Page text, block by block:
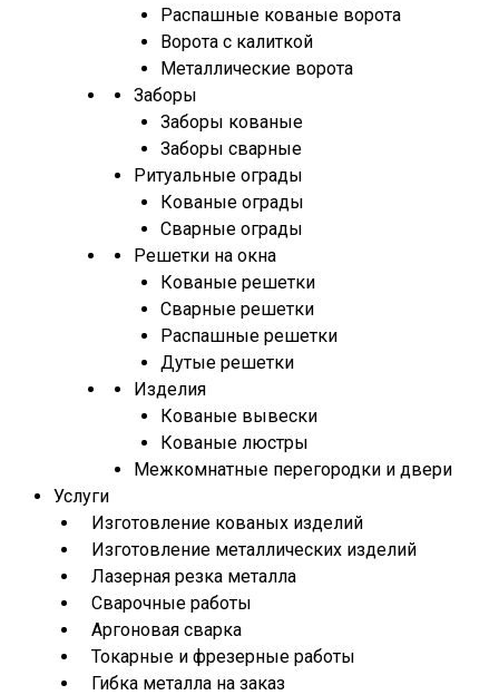
Распашные кованые ворота
Ворота с калиткой
Металлические ворота
Заборы
Заборы кованые
Заборы сварные
Ритуальные ограды
Кованые ограды
Сварные ограды
Решетки на окна
Кованые решетки
Сварные решетки
Распашные решетки
Дутые решетки
Изделия
Кованые вывески
Кованые люстры
Межкомнатные перегородки и двери
Услуги
Изготовление кованых изделий
Изготовление металлических изделий
Лазерная резка металла
Сварочные работы
Аргоновая сварка
Токарные и фрезерные работы
Гибка металла на заказ